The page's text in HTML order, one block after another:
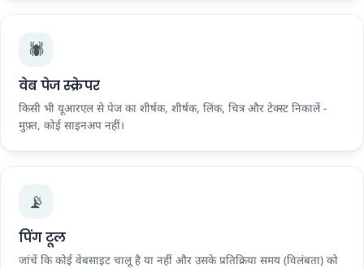
🕷️
वेब पेज स्क्रेपर
किसी भी यूआरएल से पेज का शीर्षक, शीर्षक, लिंक, चित्र और टेक्स्ट निकालें -
मुफ़्त, कोई साइनअप नहीं।
📡
पिंग टूल
जांचें कि कोई वेबसाइट चालू है या नहीं और उसके प्रतिक्रिया समय (विलंबता) को